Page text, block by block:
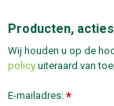
Producten,
Wij houden u op de
policy uiteraard van
E-mailadres: *